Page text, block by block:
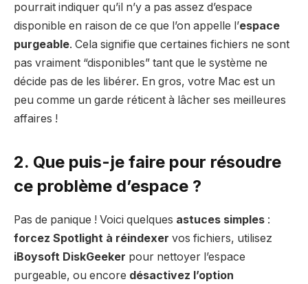
pourrait indiquer qu’il n’y a pas assez d’espace
disponible en raison de ce que l’on appelle l’espace
purgeable. Cela signifie que certaines fichiers ne sont
pas vraiment “disponibles” tant que le système ne
décide pas de les libérer. En gros, votre Mac est un
peu comme un garde réticent à lâcher ses meilleures
affaires !
2. Que puis-je faire pour résoudre
ce problème d’espace ?
Pas de panique ! Voici quelques astuces simples :
forcez Spotlight à réindexer vos fichiers, utilisez
iBoysoft DiskGeeker pour nettoyer l’espace
purgeable, ou encore désactivez l’option